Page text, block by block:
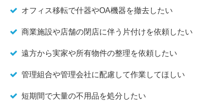
オフィス移転で什器やOA機器を撤去したい
商業施設や店舗の閉店に伴う片付けを依頼したい
遠方から実家や所有物件の整理を依頼したい
管理組合や管理会社に配慮して作業してほしい
短期間で大量の不用品を処分したい